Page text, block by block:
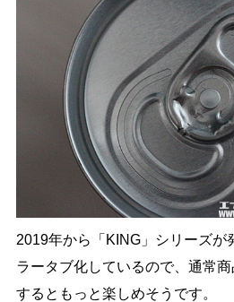
2019年から「KING」シリーズが
ラータブ化しているので、通常
するともっと楽しめそうです。